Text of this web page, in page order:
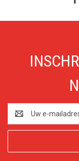
mailadres